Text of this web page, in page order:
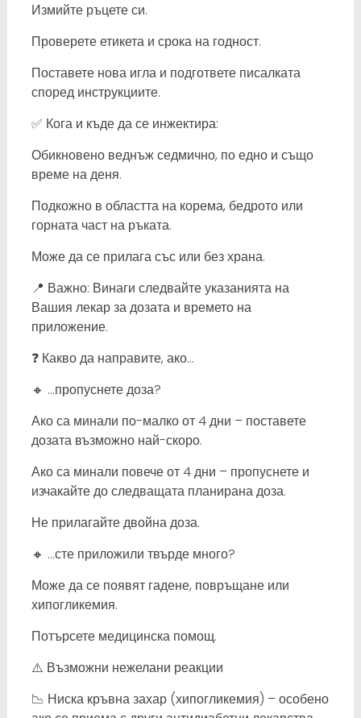
Измийте ръцете си.
Проверете етикета и срока на годност.
Поставете нова игла и подгответе писалката
според инструкциите.
✅ Кога и къде да се инжектира:
Обикновено веднъж седмично, по едно и също
време на деня.
Подкожно в областта на корема, бедрото или
горната част на ръката.
Може да се прилага със или без храна.
📍 Важно: Винаги следвайте указанията на
Вашия лекар за дозата и времето на
приложение.
❓ Какво да направите, ако…
🔸 …пропуснете доза?
Ако са минали по-малко от 4 дни – поставете
дозата възможно най-скоро.
Ако са минали повече от 4 дни – пропуснете и
изчакайте до следващата планирана доза.
Не прилагайте двойна доза.
🔸 …сте приложили твърде много?
Може да се появят гадене, повръщане или
хипогликемия.
Потърсете медицинска помощ.
⚠️ Възможни нежелани реакции
📉 Ниска кръвна захар (хипогликемия) – особено